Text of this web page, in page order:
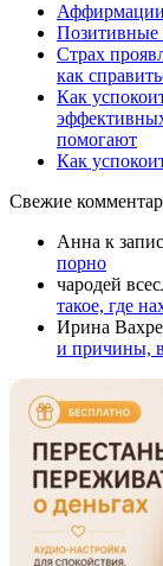
Аффирмации
Позитивные
Страх
как
Как
помогают
Как
Свежие
Анна к
порно
чародей
такое, где
Ирина
и причины,